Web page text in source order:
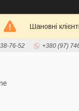
Шановні
76-52 +380 (97)